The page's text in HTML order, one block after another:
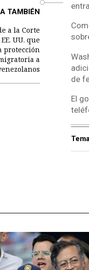
TAMBIÉN
a la Corte
UU. que
protección
a
de
El